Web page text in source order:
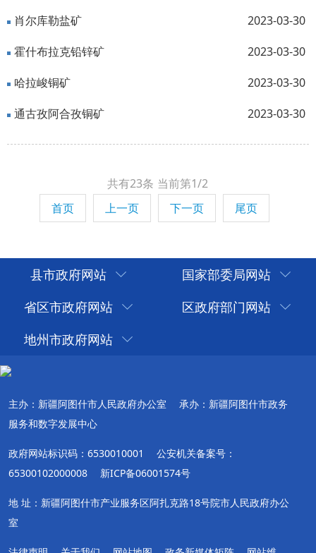
2023-03-30
肖尔库勒盐矿
2023-03-30
霍什布拉克铅锌矿
2023-03-30
哈拉峻铜矿
2023-03-30
通古孜阿合孜铜矿
共有23条 当前第1/2
首页
上一页 下一页 尾页
县市政府网站
国家部委局网站
省区市政府网站
区政府部门网站
地州市政府网站
主办：新疆阿图什市人民政府办公室
承办：新疆阿图什市政务
服务和数字发展中心
政府网站标识码：6530010001
公安机关备案号：
65300102000008
新ICP备06001574号
地 址：新疆阿图什市产业服务区阿扎克路18号院市人民政府办公
室